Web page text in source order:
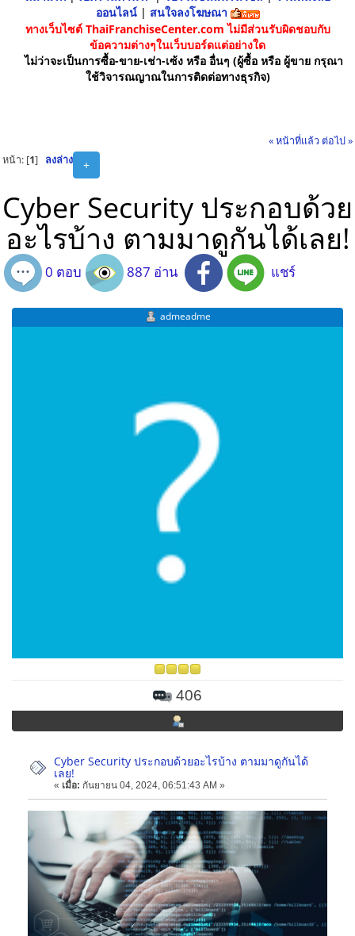
ออนไลน์ | สนใจลงโฆษณา
ทางเว็บไซต์ ThaiFranchiseCenter.com ไม่มีส่วนรับผิดชอบกับ
ข้อความต่างๆในเว็บบอร์ดแต่อย่างใด
ไม่ว่าจะเป็นการซื้อ-ขาย-เช่า-เซ้ง หรือ อื่นๆ (ผู้ซื้อ หรือ ผู้ขาย กรุณา
ใช้วิจารณญาณในการติดต่อทางธุรกิจ)
« หน้าที่แล้ว ต่อไป »
+
หน้า: [1] ลงล่าง
Cyber Security ประกอบด้วย
อะไรบ้าง ตามมาดูกันได้เลย!
0 ตอบ 887 อ่าน แชร์
admeadme
406
Cyber Security ประกอบด้วยอะไรบ้าง ตามมาดูกันได้
เลย!
« เมื่อ: กันยายน 04, 2024, 06:51:43 AM »